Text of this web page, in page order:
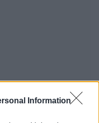
Information